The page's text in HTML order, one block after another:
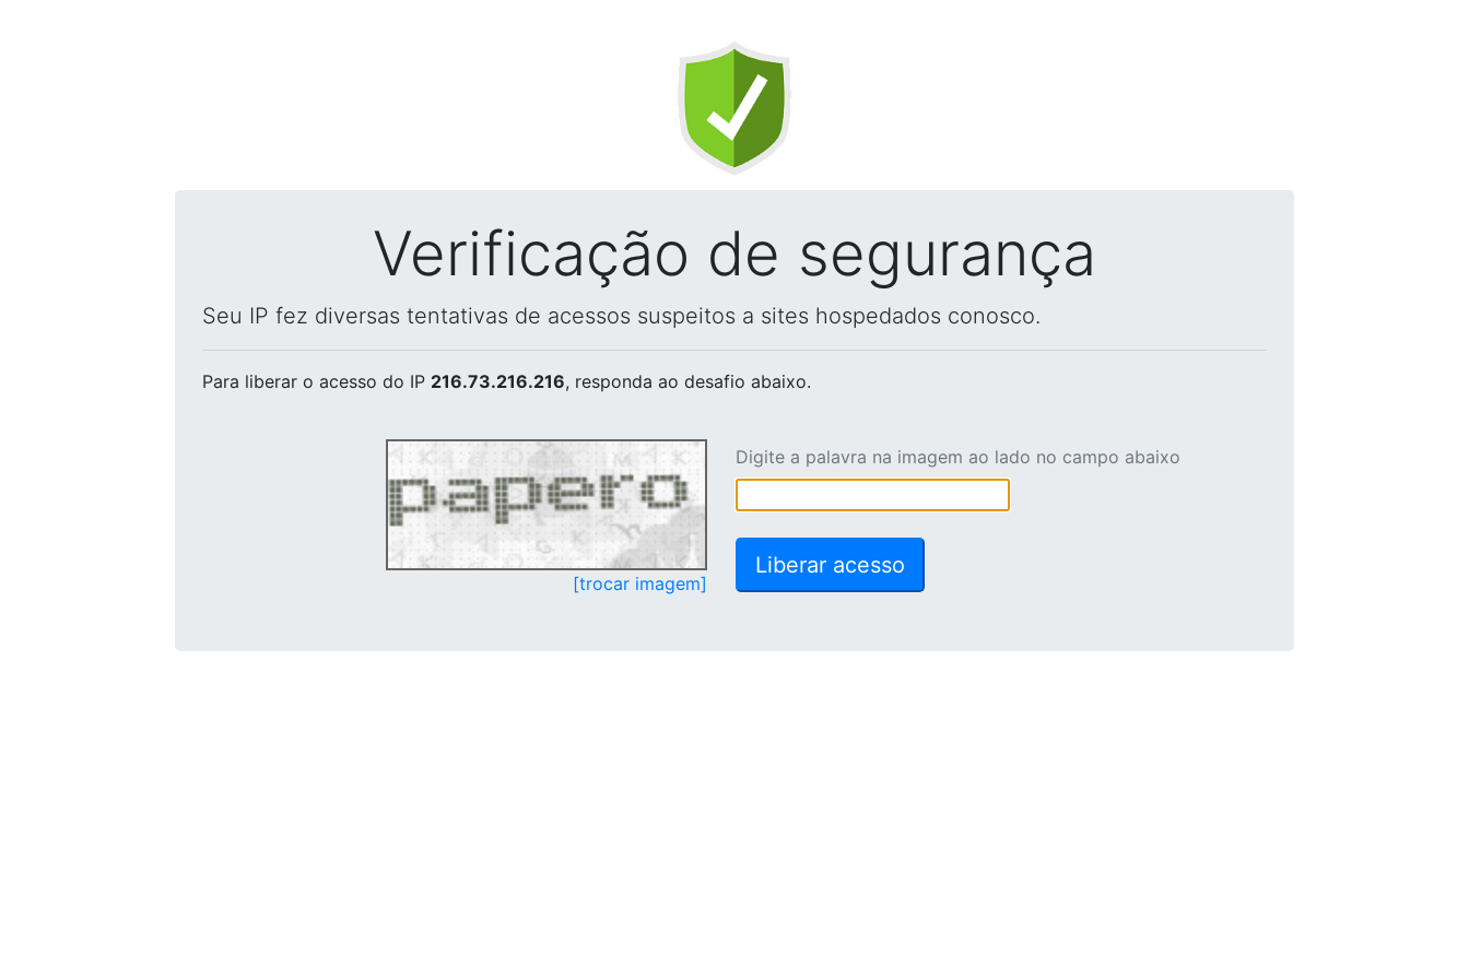
Verificação de segurança
Seu IP fez diversas tentativas de acessos suspeitos a sites hospedados conosco.
Para liberar o acesso do IP 216.73.216.216, responda ao desafio abaixo.
[trocar imagem]
Digite a palavra na imagem ao lado no campo abaixo